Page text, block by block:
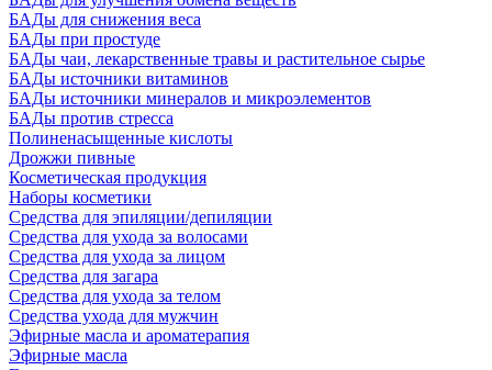
БАДы для снижения веса
БАДы при простуде
БАДы чаи, лекарственные травы и растительное сырье
БАДы источники витаминов
БАДы источники минералов и микроэлементов
БАДы против стресса
Полиненасыщенные кислоты
Дрожжи пивные
Косметическая продукция
Наборы косметики
Средства для эпиляции/депиляции
Средства для ухода за волосами
Средства для ухода за лицом
Средства для загара
Средства для ухода за телом
Средства ухода для мужчин
Эфирные масла и ароматерапия
Эфирные масла